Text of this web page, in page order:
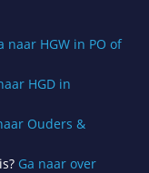
naar HGW in PO of
HGD in
Ouders &
Ga naar over